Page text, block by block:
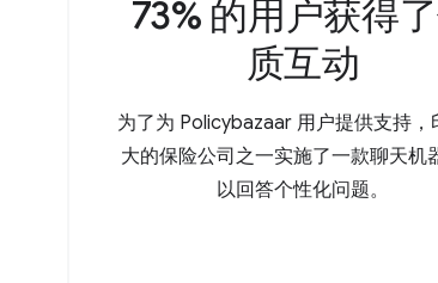
73% 的用户获得
质互动
为了为 Policybazaar 用户提供支持，
大的保险公司之一实施了一款聊天机
以回答个性化问题。